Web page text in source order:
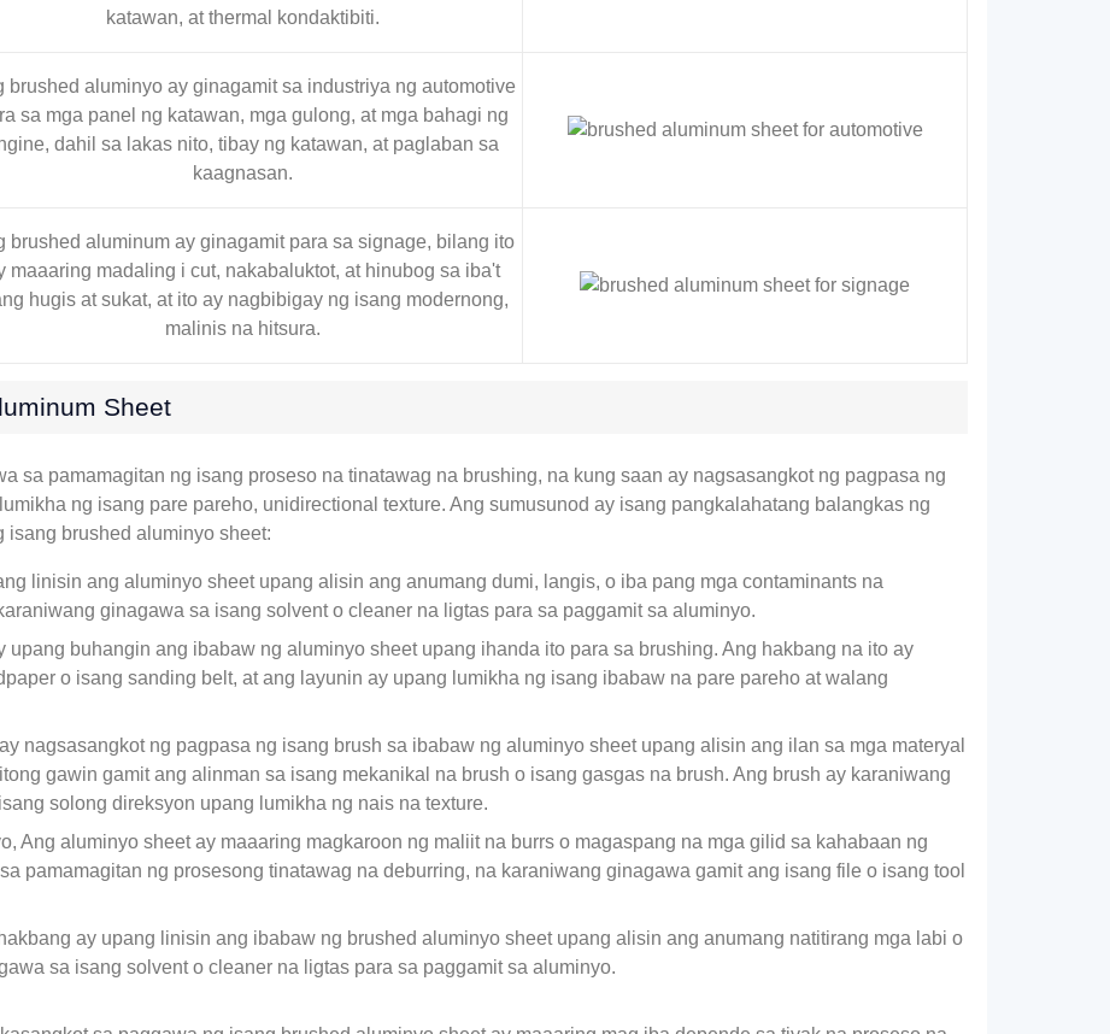
katawan, at thermal kondaktibiti.
brushed aluminyo ay ginagamit sa industriya ng automotive
sa mga panel ng katawan, mga gulong, at mga bahagi ng
dahil sa lakas nito, tibay ng katawan, at paglaban sa
kaagnasan.
brushed aluminum ay ginagamit para sa signage, bilang ito
maaaring madaling i cut, nakabaluktot, at hinubog sa iba't
hugis at sukat, at ito ay nagbibigay ng isang modernong,
malinis na hitsura.
Sheet
sa pamamagitan ng isang proseso na tinatawag na brushing, na kung saan ay nagsasangkot ng pagpasa ng
ng isang pare pareho, unidirectional texture. Ang sumusunod ay isang pangkalahatang balangkas ng
isang brushed aluminyo sheet:
linisin ang aluminyo sheet upang alisin ang anumang dumi, langis, o iba pang mga contaminants na
ginagawa sa isang solvent o cleaner na ligtas para sa paggamit sa aluminyo.
upang buhangin ang ibabaw ng aluminyo sheet upang ihanda ito para sa brushing. Ang hakbang na ito ay
o isang sanding belt, at ang layunin ay upang lumikha ng isang ibabaw na pare pareho at walang
nagsasangkot ng pagpasa ng isang brush sa ibabaw ng aluminyo sheet upang alisin ang ilan sa mga materyal
gawin gamit ang alinman sa isang mekanikal na brush o isang gasgas na brush. Ang brush ay karaniwang
solong direksyon upang lumikha ng nais na texture.
Ang aluminyo sheet ay maaaring magkaroon ng maliit na burrs o magaspang na mga gilid sa kahabaan ng
pamamagitan ng prosesong tinatawag na deburring, na karaniwang ginagawa gamit ang isang file o isang tool
ay upang linisin ang ibabaw ng brushed aluminyo sheet upang alisin ang anumang natitirang mga labi o
sa isang solvent o cleaner na ligtas para sa paggamit sa aluminyo.